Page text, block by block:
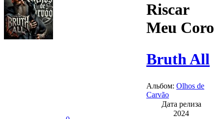
Riscar
Meu Coro
Bruth All
Альбом: Olhos de
Carvão
Дата релиза
2024